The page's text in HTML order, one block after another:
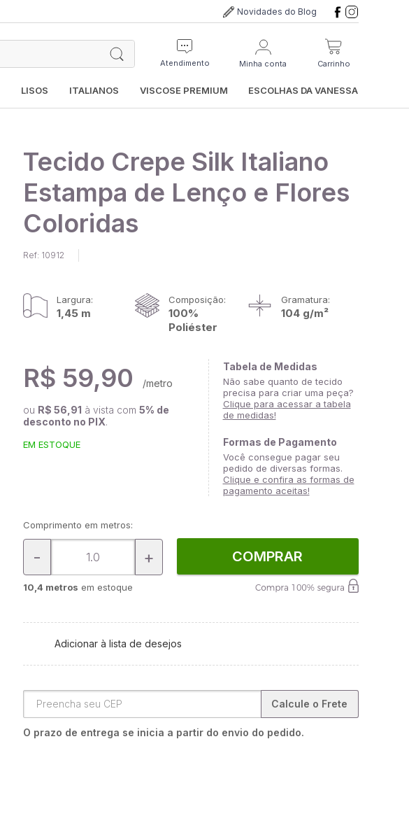
Novidades do Blog
Atendimento Minha conta Carrinho
LISOS ITALIANOS VISCOSE PREMIUM ESCOLHAS DA VANESSA
Tecido Crepe Silk Italiano
Estampa de Lenço e Flores
Coloridas
Ref: 10912
Largura:
1,45 m
Composição:
100%
Poliéster
Gramatura:
104 g/m²
R$ 59,90 /metro
ou R$ 56,91 à vista com 5% de
desconto no PIX.
EM ESTOQUE
Tabela de Medidas
Não sabe quanto de tecido
precisa para criar uma peça?
Clique para acessar a tabela
de medidas!
Formas de Pagamento
Você consegue pagar seu
pedido de diversas formas.
Clique e confira as formas de
pagamento aceitas!
Comprimento em metros:
- +
10,4 metros em estoque
COMPRAR
Adicionar à lista de desejos
Calcule o Frete
O prazo de entrega se inicia a partir do envio do pedido.